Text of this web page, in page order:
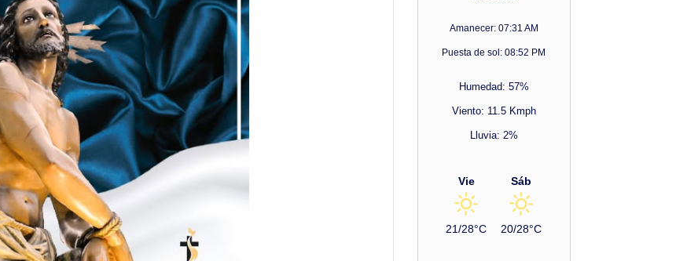
Amanecer: 07:31 AM
Puesta de sol: 08:52 PM
Humedad: 57%
Viento: 11.5 Kmph
Lluvia: 2%
Vie
21/28°C
Sáb
20/28°C